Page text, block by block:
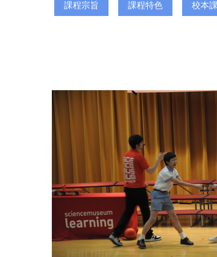
課程宗旨 課程特色 校本